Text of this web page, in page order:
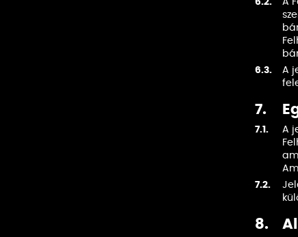
6.3.
A
7.
7.1.
A
7.2.
8.